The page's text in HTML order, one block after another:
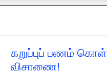
கறுப்புப் பணம்
விசாணை!